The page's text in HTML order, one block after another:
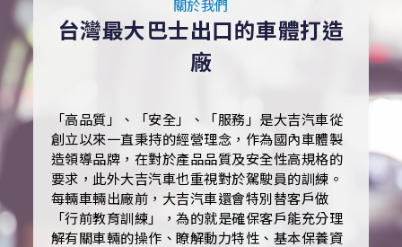
關於我們
台灣最大巴士出口的車體打造
廠
「高品質」、「安全」、「服務」是大吉汽車從
創立以來一直秉持的經營理念，作為國內車體製
造領導品牌，在對於產品品質及安全性高規格的
要求，此外大吉汽車也重視對於駕駛員的訓練。
每輛車輛出廠前，大吉汽車還會特別替客戶做
「行前教育訓練」，為的就是確保客戶能充分理
解有關車輛的操作、瞭解動力特性、基本保養資